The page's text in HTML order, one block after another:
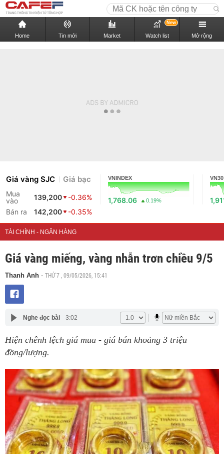
Home Tin mới Market Watch list
New
Mở rộng
Giá vàng SJC Giá bạc
Mua
vào
139,200
-0.36%
Bán ra
142,200 -0.35%
VNINDEX
1,768.06 0.19%
VN30
TÀI CHÍNH - NGÂN HÀNG
Giá vàng miếng, vàng nhẫn trơn chiều 9/5
Thanh Anh - THỨ 7 , 09/05/2026, 15:41
Nghe đọc bài 3:02
Hiện chênh lệch giá mua - giá bán khoảng 3 triệu
đồng/lượng.